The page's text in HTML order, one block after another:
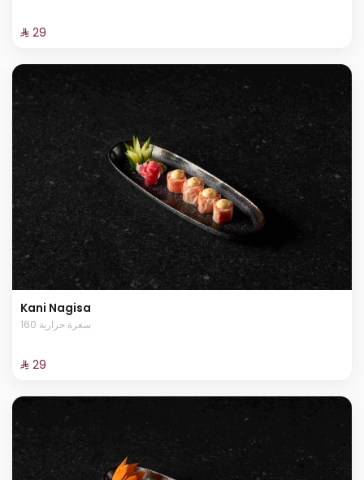
⁨⁦‪‬ 29⁩
Kani Nagisa
160 سعرة حرارية
⁨⁦‪‬ 29⁩